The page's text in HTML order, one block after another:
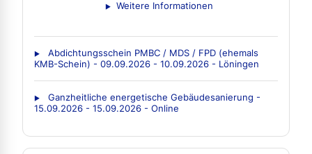
Weitere Informationen
Abdichtungsschein PMBC / MDS / FPD (ehemals
KMB-Schein) - 09.09.2026 - 10.09.2026 - Löningen
Ganzheitliche energetische Gebäudesanierung -
15.09.2026 - 15.09.2026 - Online